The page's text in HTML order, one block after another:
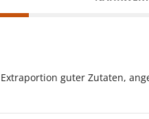
guter Zutaten,